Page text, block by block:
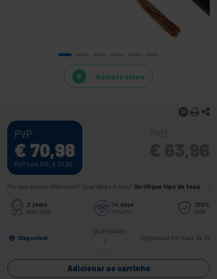
Assista vídeo
PVP
€ 70,98
PVP com IVA: € 70,98
Por que preços diferentes? Qual deles é meu? Verifique tipo de taxa
2 years
warranty
14 days
returns
100%
safe
Disponível
Quantidade
Disponível em mais de 10
Adicionar ao carrinho